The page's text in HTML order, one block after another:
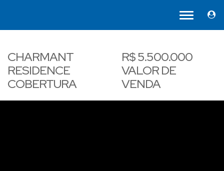
CHARMANT
RESIDENCE
COBERTURA
R$5.500.000
VALOR DE
VENDA